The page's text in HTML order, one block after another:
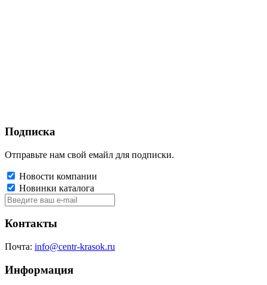
Подписка
Отправьте нам свой емайл для подписки.
Новости компании
Новинки каталога
Контакты
Почта: info@centr-krasok.ru
Информация